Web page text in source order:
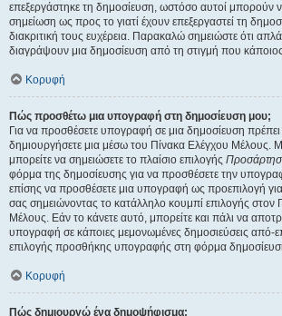
επεξεργάστηκε τη δημοσίευση, ωστόσο αυτοί μπορούν
σημείωση ως προς το γιατί έχουν επεξεργαστεί τη
διακριτική τους ευχέρεια. Παρακαλώ σημειώστε ότι
διαγράψουν μια δημοσίευση από τη στιγμή που κάποιος
Κορυφή
Πώς προσθέτω μια υπογραφή στη δημοσίευση μου;
Για να προσθέσετε υπογραφή σε μια δημοσίευση
δημιουργήσετε μια μέσω του Πίνακα Ελέγχου Μέλους.
μπορείτε να σημειώσετε το πλαίσιο επιλογής
φόρμα της δημοσίευσης για να προσθέσετε την
επίσης να προσθέσετε μια υπογραφή ως προεπιλογή για
σας σημειώνοντας το κατάλληλο κουμπί επιλογής στον
Μέλους. Εάν το κάνετε αυτό, μπορείτε και πάλι να
υπογραφή σε κάποιες μεμονωμένες δημοσιεύσεις από-
επιλογής προσθήκης υπογραφής στη φόρμα
Κορυφή
Πώς δημιουργώ ένα δημοψήφισμα;